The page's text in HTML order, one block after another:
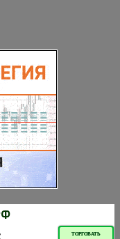
ТОРГОВАТЬ